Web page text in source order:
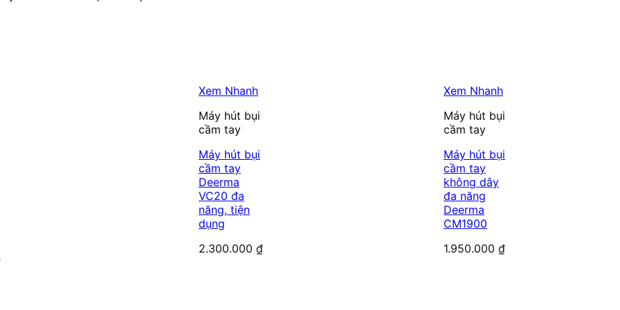
Giá
Xem Nhanh
Máy hút bụi
cầm tay
Máy hút bụi
cầm tay
Deerma
VC20 đa
năng, tiện
dụng
2.300.000 ₫
Xem Nhanh
Máy hút bụi
cầm tay
Máy hút bụi
cầm tay
không dây
đa năng
Deerma
CM1900
1.950.000 ₫